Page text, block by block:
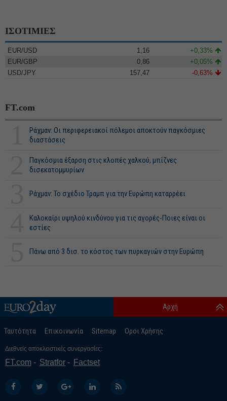
ΙΣΟΤΙΜΙΕΣ
EUR/USD 1,16
+0,33%
EUR/GBP
0,86
+0,05%
USD/JPY
157,47 -0,63%
FT.com
Ράχμαν: Οι περιφερειακοί πόλεμοι αποκτούν παγκόσμιες
διαστάσεις
Παγκόσμια έξαρση στις κλοπές χαλκού, μπίζνες
δισεκατομμυρίων
Ράχμαν: Το σχέδιο Τραμπ για την Ευρώπη καταρρέει
Καλοκαίρι υψηλού κινδύνου για τις αγορές-Ποιες είναι οι
εστίες
Πάνω από 3 δισ. το κόστος των πυρκαγιών στην Ευρώπη
Ταυτότητα Επικοινωνία Sitemap Οροι Χρήσης
Αρχή
Διεθνείς αποκλειστικές συνεργασίες:
FT.com Stratfor Factset